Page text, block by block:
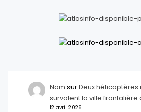
Nam surDeux
survolent la ville frontalière
12 avril 2026